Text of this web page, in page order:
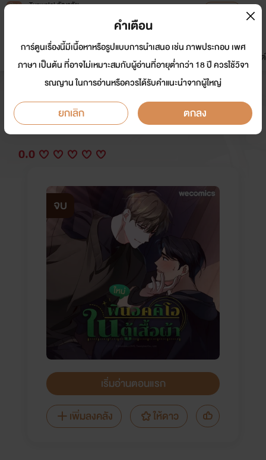
Tunwalai ธัญวลัย
หน้าแรก นิยาย อีบุ๊ก การ์ตูน
มาใหม่
ดรีมแชท ธัญลิสต์
พินอคคิโอในตู้เสื้อผ้า
WeComicsTH
Y
0.0
จบ
เริ่มอ่านตอนแรก
เพิ่มลงคลัง
ให้ดาว
คำเตือน
การ์ตูนเรื่องนี้มีเนื้อหาหรือรูปแบบการนำเสนอ เช่น ภาพประกอบ เพศ
ภาษา เป็นต้น ที่อาจไม่เหมาะสมกับผู้อ่านที่อายุต่ำกว่า 18 ปี ควรใช้วิจา
รณญาน ในการอ่านหรือควรได้รับคำแนะนำจากผู้ใหญ่
ยกเลิก ตกลง